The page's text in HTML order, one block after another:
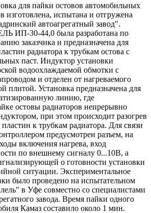
для пайки остовов автомобильных
изготовлена, испытана и отгружена
автоагрегатный завод".
ИП-30-44,0 была разработана по
заказчика и предназначена для
радиатора к трубкам остова с
паст. Индуктор установки
водоохлаждаемой обмотки с
и отделен от нагреваемого
плитой. Установка предназначена для
линию, где
остовы радиаторов непрерывно
при этом происходит разогрев
к трубкам радиатора. Для связи
предусмотрен разъем, на
включения нагрева, вход
по внешнему сигналу 0...10В, а
о готовности установки
ситуации. Экспериментальное
было проведено на испытательном
в Уфе совместно со специалистами
завода. Время пайки одного
Камаз составило около 1 мин.